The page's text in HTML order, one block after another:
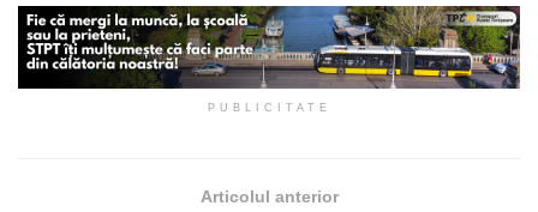
PUBLICITATE
Articolul anterior